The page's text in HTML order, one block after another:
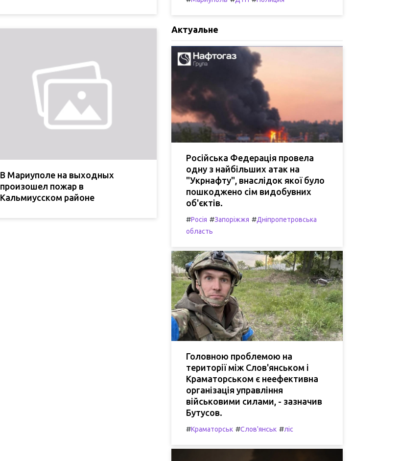
В Мариуполе на выходных
произошел пожар в
Кальмиусском районе
Актуальне
Російська Федерація провела
одну з найбільших атак на
"Укрнафту", внаслідок якої було
пошкоджено сім видобувних
об'єктів.
#Росія #Запоріжжя #Дніпропетровська
область
Головною проблемою на
території між Слов'янськом і
Краматорськом є неефективна
організація управління
військовими силами, - зазначив
Бутусов.
#Краматорськ #Слов'янськ #ліс